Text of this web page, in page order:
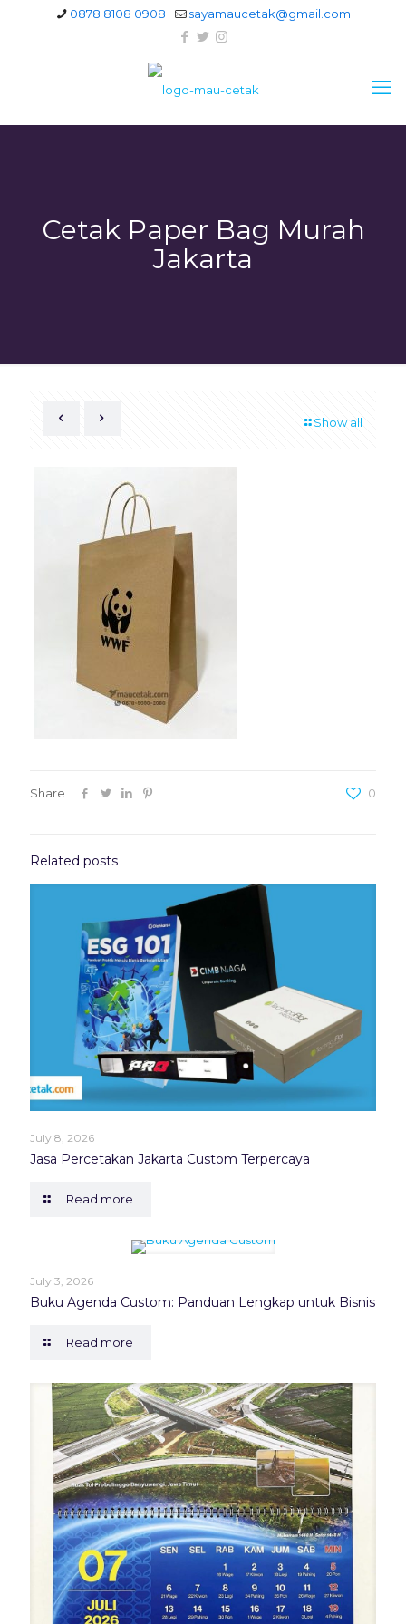
0878 8108 0908 sayamaucetak@gmail.com
Cetak Paper Bag Murah
Jakarta
Show all
Share 0
Related posts
July 8, 2026
Jasa Percetakan Jakarta Custom Terpercaya
Read more
July 3, 2026
Buku Agenda Custom: Panduan Lengkap untuk Bisnis
Read more